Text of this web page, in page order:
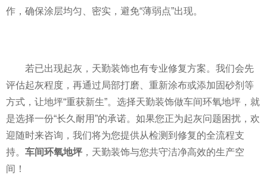
作，确保涂层均匀、密实，避免“薄弱点”出现。
若已出现起灰，天勤装饰也有专业修复方案。我们会先
评估起灰程度，再通过局部打磨、重新涂布或添加固砂剂等
方式，让地坪“重获新生”。选择天勤装饰做车间环氧地坪，就
是选择一份“长久耐用”的承诺。如果您正为起灰问题困扰，欢
迎随时来咨询，我们将为您提供从检测到修复的全流程支
持。 车间环氧地坪 ，天勤装饰与您共守洁净高效的生产空
间！